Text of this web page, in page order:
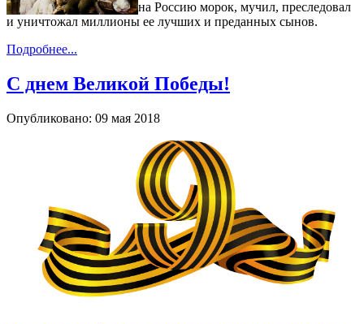
на Россию морок, мучил, преследовал
и уничтожал миллионы ее лучших и преданных сынов.
Подробнее...
С днем Великой Победы!
Опубликовано: 09 мая 2018